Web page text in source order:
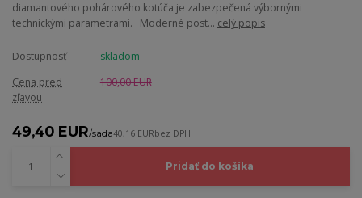
diamantového pohárového kotúča je zabezpečená výbornými
technickými parametrami. Moderné post... celý popis
Dostupnosť
skladom
Cena pred
zľavou
100,00 EUR
49,40 EUR/sada40,16 EURbez DPH
Pridať do košíka